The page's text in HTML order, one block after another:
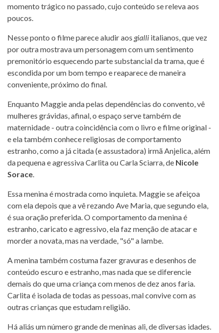
momento trágico no passado, cujo conteúdo se releva aos
poucos.
Nesse ponto o filme parece aludir aos gialli italianos, que vez
por outra mostrava um personagem com um sentimento
premonitório esquecendo parte substancial da trama, que é
escondida por um bom tempo e reaparece de maneira
conveniente, próximo do final.
Enquanto Maggie anda pelas dependências do convento, vê
mulheres grávidas, afinal, o espaço serve também de
maternidade - outra coincidência com o livro e filme original -
e ela também conhece religiosas de comportamento
estranho, como a já citada (e assustadora) irmã Anjelica, além
da pequena e agressiva Carlita ou Carla Sciarra, de Nicole
Sorace.
Essa menina é mostrada como inquieta. Maggie se afeiçoa
com ela depois que a vê rezando Ave Maria, que segundo ela,
é sua oração preferida. O comportamento da menina é
estranho, caricato e agressivo, ela faz menção de atacar e
morder a novata, mas na verdade, "só" a lambe.
A menina também costuma fazer gravuras e desenhos de
conteúdo escuro e estranho, mas nada que se diferencie
demais do que uma criança com menos de dez anos faria.
Carlita é isolada de todas as pessoas, mal convive com as
outras crianças que estudam religião.
Há aliás um número grande de meninas ali, de diversas idades.